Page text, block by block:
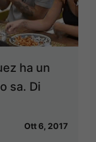
ha un
sa. Di
Ott 6, 2017